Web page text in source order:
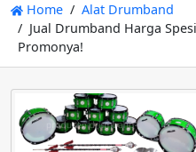
Home
Alat Drumband
Jual Drumband Harga
Promonya!